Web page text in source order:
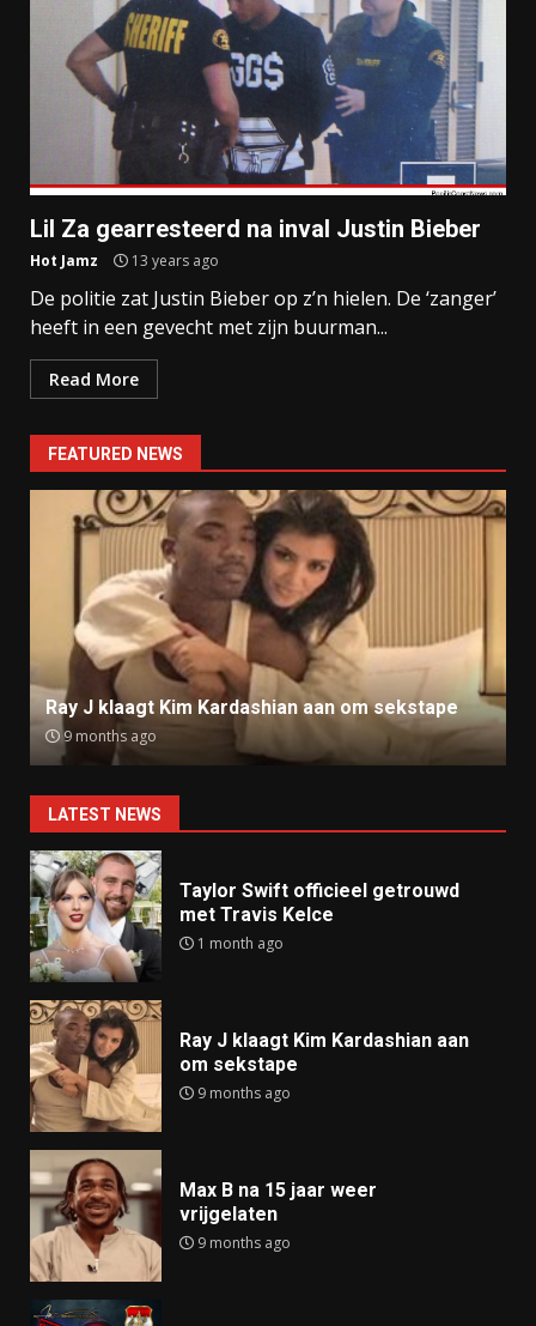
Lil Za gearresteerd na inval Justin Bieber
Hot Jamz 13 years ago
De politie zat Justin Bieber op z’n hielen. De ‘zanger’
heeft in een gevecht met zijn buurman...
Read More
FEATURED NEWS
Ray J klaagt Kim Kardashian aan om sekstape
9 months ago
LATEST NEWS
Taylor Swift officieel getrouwd
met Travis Kelce
1 month ago
Ray J klaagt Kim Kardashian aan
om sekstape
9 months ago
Max B na 15 jaar weer
vrijgelaten
9 months ago